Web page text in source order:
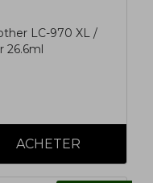
LC-970 XL /
26.6ml